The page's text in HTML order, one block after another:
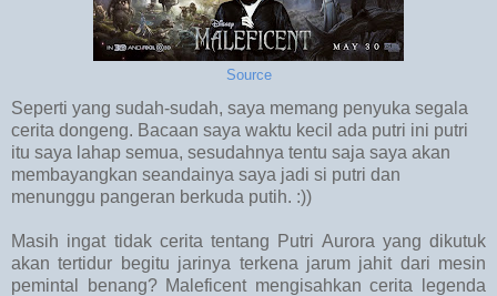
Source
Seperti yang sudah-sudah, saya memang penyuka segala
cerita dongeng. Bacaan saya waktu kecil ada putri ini putri
itu saya lahap semua, sesudahnya tentu saja saya akan
membayangkan seandainya saya jadi si putri dan
menunggu pangeran berkuda putih. :))
Masih ingat tidak cerita tentang Putri Aurora yang dikutuk
akan tertidur begitu jarinya terkena jarum jahit dari mesin
pemintal benang? Maleficent mengisahkan cerita legenda